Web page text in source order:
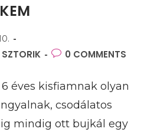
Post0 COMMENTS
éves kisfiamnak olyan
csodálatos
mindig ott bujkál egy